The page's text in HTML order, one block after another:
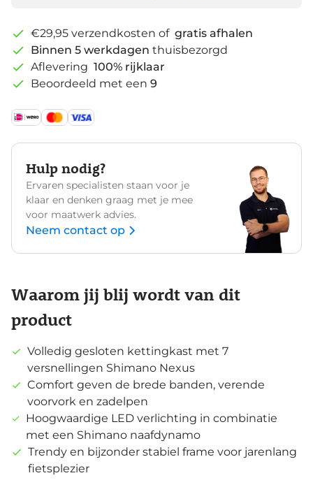
€29,95 verzendkosten of gratis afhalen
Binnen 5 werkdagen thuisbezorgd
Aflevering 100% rijklaar
Beoordeeld met een 9
Hulp nodig?
Ervaren specialisten staan voor je
klaar en denken graag met je mee
voor maatwerk advies.
Neem contact op
Waarom jij blij wordt van dit
product
Volledig gesloten kettingkast met 7
versnellingen Shimano Nexus
Comfort geven de brede banden, verende
voorvork en zadelpen
Hoogwaardige LED verlichting in combinatie
met een Shimano naafdynamo
Trendy en bijzonder stabiel frame voor jarenlang
fietsplezier